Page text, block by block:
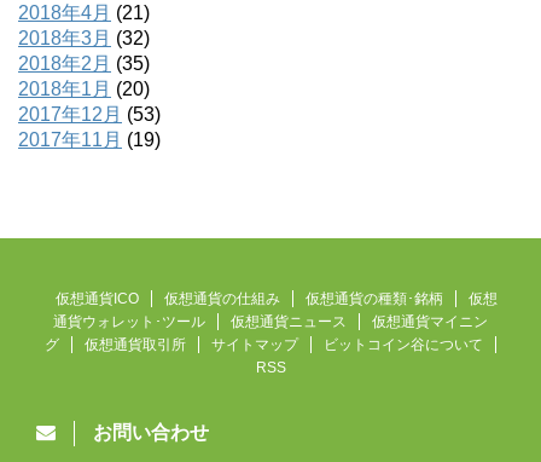
2018年4月 (21)
2018年3月 (32)
2018年2月 (35)
2018年1月 (20)
2017年12月 (53)
2017年11月 (19)
仮想通貨ICO 仮想通貨の仕組み 仮想通貨の種類･銘柄
仮想
通貨ウォレット･ツール
仮想通貨ニュース
仮想通貨マイニン
グ
仮想通貨取引所 サイトマップ
ビットコイン谷について
RSS
お問い合わせ